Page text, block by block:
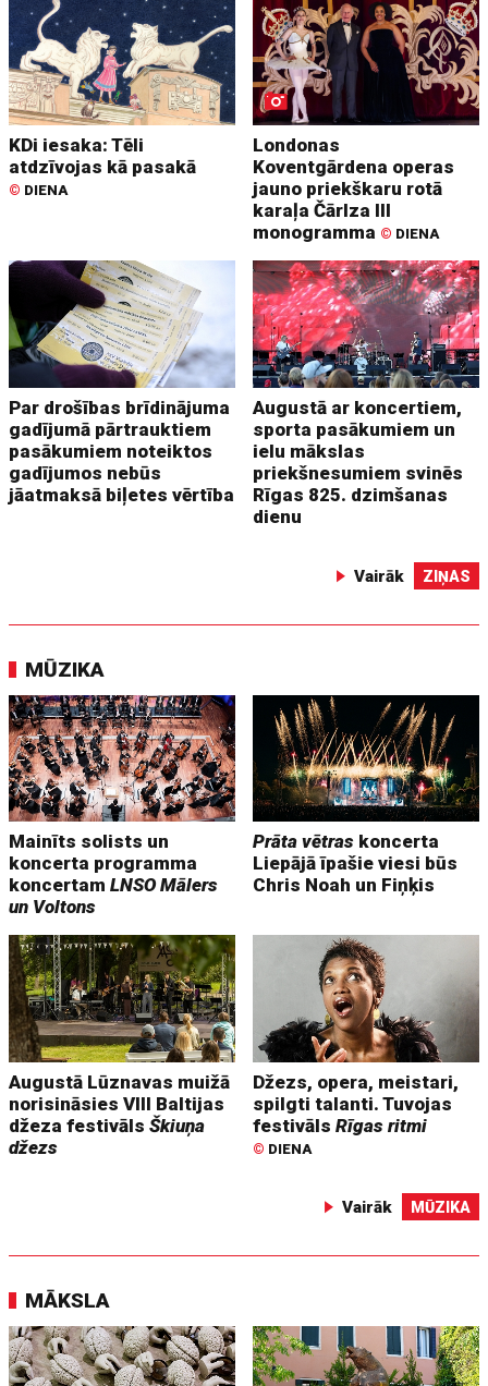
KDi iesaka: Tēli
atdzīvojas kā pasakā
© DIENA
Londonas
Koventgārdena operas
jauno priekškaru rotā
karaļa Čārlza III
monogramma © DIENA
Par drošības brīdinājuma
gadījumā pārtrauktiem
pasākumiem noteiktos
gadījumos nebūs
jāatmaksā biļetes vērtība
Augustā ar koncertiem,
sporta pasākumiem un
ielu mākslas
priekšnesumiem svinēs
Rīgas 825. dzimšanas
dienu
Vairāk ZIŅAS
MŪZIKA
Mainīts solists un
koncerta programma
koncertamLNSO Mālers
un Voltons
Prāta vētras koncerta
Liepājā īpašie viesi būs
Chris Noah un Fiņķis
Augustā Lūznavas muižā
norisināsies VIII Baltijas
džeza festivālsŠkiuņa
džezs
Džezs, opera, meistari,
spilgti talanti. Tuvojas
festivālsRīgas ritmi
© DIENA
Vairāk MŪZIKA
MĀKSLA